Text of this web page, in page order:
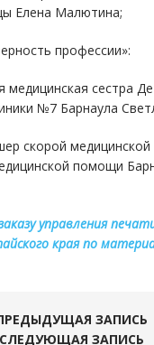
Елена Малютина;
профессии»:
сестра
№7 Барнаула
скорой
помощи
управления
края по
ЗАПИСЬ
СЛЕДУЮЩАЯ ЗАПИСЬ